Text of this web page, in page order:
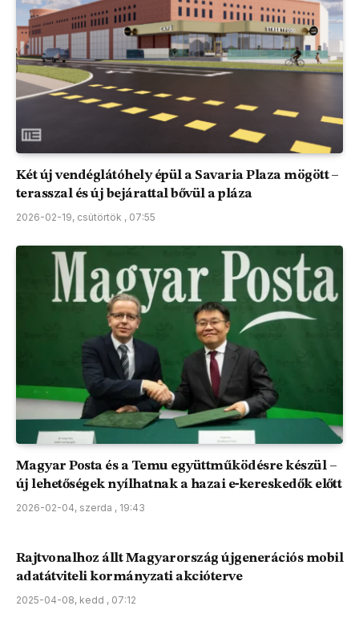
Két új vendéglátóhely épül a Savaria Plaza mögött –
terasszal és új bejárattal bővül a pláza
2026-02-19, csütörtök , 07:55
Magyar Posta és a Temu együttműködésre készül –
új lehetőségek nyílhatnak a hazai e‑kereskedők előtt
2026-02-04, szerda , 19:43
Rajtvonalhoz állt Magyarország újgenerációs mobil
adatátviteli kormányzati akcióterve
2025-04-08, kedd , 07:12